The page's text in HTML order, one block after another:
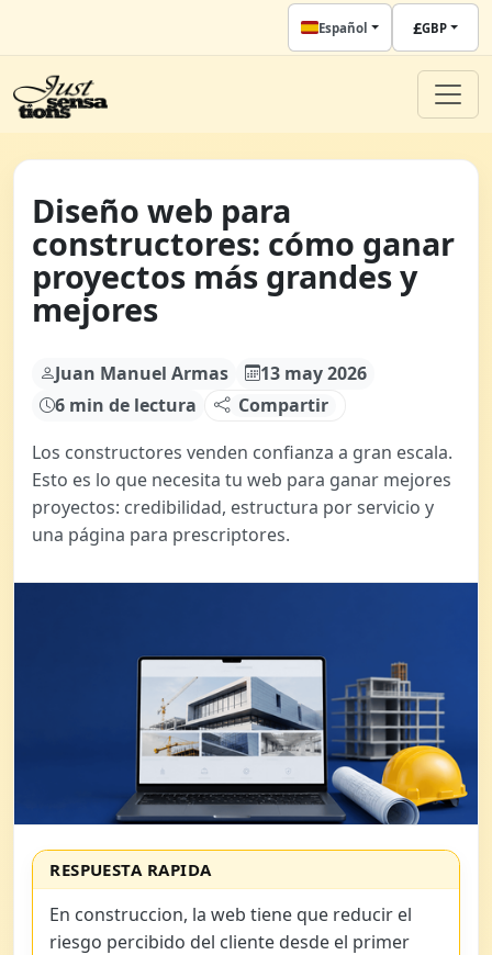
Español £GBP
Diseño web para
constructores: cómo ganar
proyectos más grandes y
mejores
Juan Manuel Armas
13 may 2026
6 min de lectura
Compartir
Los constructores venden confianza a gran escala.
Esto es lo que necesita tu web para ganar mejores
proyectos: credibilidad, estructura por servicio y
una página para prescriptores.
RESPUESTA RAPIDA
En construccion, la web tiene que reducir el
riesgo percibido del cliente desde el primer